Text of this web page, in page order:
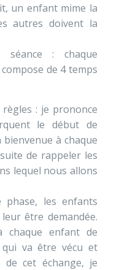
un enfant mime la
autres doivent la
séance : chaque
de 4 temps
règles : je prononce
le début de
à chaque
de rappeler les
lequel nous allons
phase, les enfants
être demandée.
chaque enfant de
qui va être vécu et
de cet échange, je